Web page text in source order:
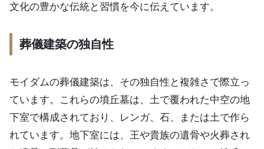
文化の豊かな伝統と習慣を今に伝えています。
葬儀建築の独自性
モイダムの葬儀建築は、その独自性と複雑さで際立っ
ています。これらの墳丘墓は、土で覆われた中空の地
下室で構成されており、レンガ、石、または土で作ら
れています。地下室には、王や貴族の遺骨や火葬され